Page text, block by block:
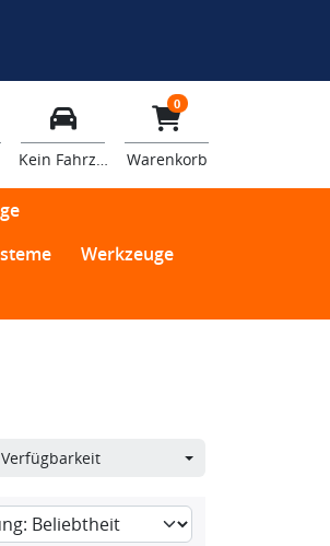
Kein Fahrzeug
0
Warenkorb
Werkzeuge
Verfügbarkeit